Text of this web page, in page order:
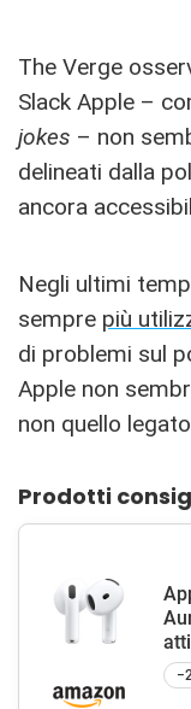
The Verge
Slack Apple –
jokes – non
delineati dalla
ancora
Negli ultimi
sempre più
di problemi sul
Apple non
non quello
Prodotti